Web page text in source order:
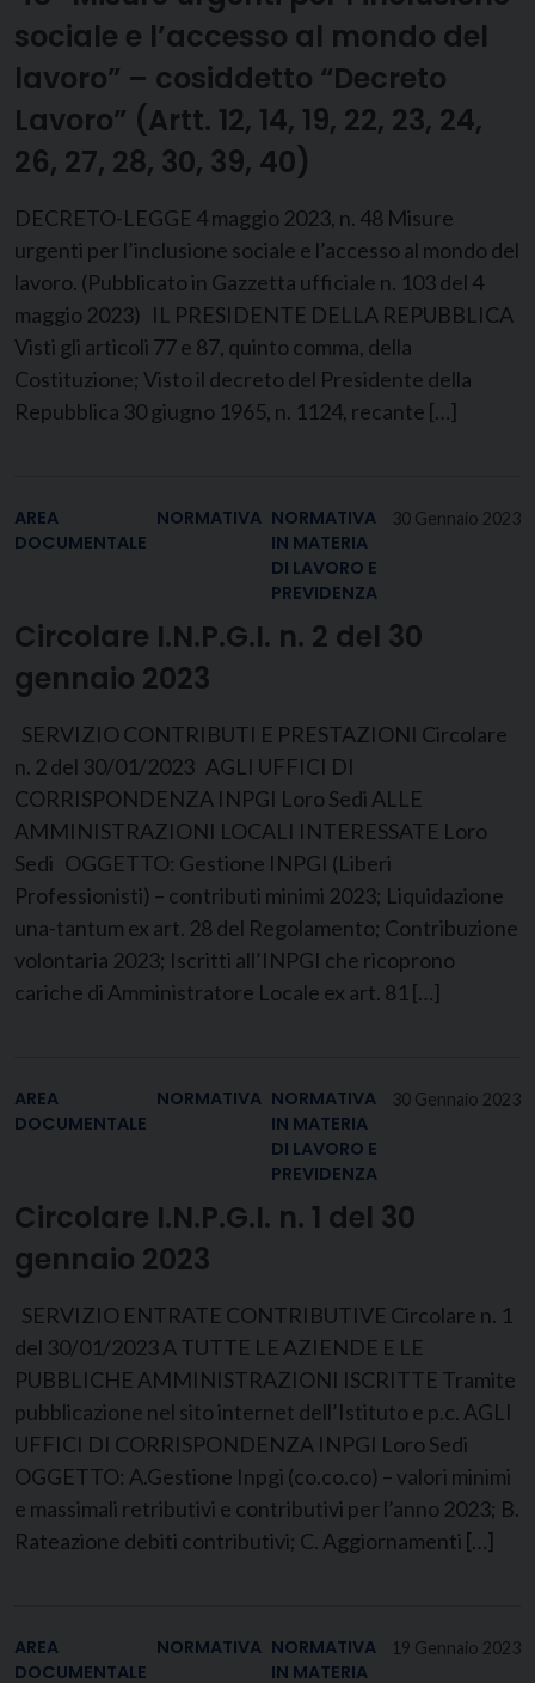
sociale e l’accesso al mondo del
lavoro” – cosiddetto “Decreto
Lavoro” (Artt. 12, 14, 19, 22, 23, 24,
26, 27, 28, 30, 39, 40)
DECRETO-LEGGE 4 maggio 2023, n. 48 Misure
urgenti per l’inclusione sociale e l’accesso al mondo del
lavoro. (Pubblicato in Gazzetta ufficiale n. 103 del 4
maggio 2023) IL PRESIDENTE DELLA REPUBBLICA
Visti gli articoli 77 e 87, quinto comma, della
Costituzione; Visto il decreto del Presidente della
Repubblica 30 giugno 1965, n. 1124, recante […]
30 Gennaio 2023
AREA
DOCUMENTALE
NORMATIVA NORMATIVA
IN MATERIA
DI LAVORO E
PREVIDENZA
Circolare I.N.P.G.I. n. 2 del 30
gennaio 2023
SERVIZIO CONTRIBUTI E PRESTAZIONI Circolare
n. 2 del 30/01/2023 AGLI UFFICI DI
CORRISPONDENZA INPGI Loro Sedi ALLE
AMMINISTRAZIONI LOCALI INTERESSATE Loro
Sedi OGGETTO: Gestione INPGI (Liberi
Professionisti) – contributi minimi 2023; Liquidazione
una-tantum ex art. 28 del Regolamento; Contribuzione
volontaria 2023; Iscritti all’INPGI che ricoprono
cariche di Amministratore Locale ex art. 81 […]
30 Gennaio 2023
AREA
DOCUMENTALE
NORMATIVA NORMATIVA
IN MATERIA
DI LAVORO E
PREVIDENZA
Circolare I.N.P.G.I. n. 1 del 30
gennaio 2023
SERVIZIO ENTRATE CONTRIBUTIVE Circolare n. 1
del 30/01/2023 A TUTTE LE AZIENDE E LE
PUBBLICHE AMMINISTRAZIONI ISCRITTE Tramite
pubblicazione nel sito internet dell’Istituto e p.c. AGLI
UFFICI DI CORRISPONDENZA INPGI Loro Sedi
OGGETTO: A.Gestione Inpgi (co.co.co) – valori minimi
e massimali retributivi e contributivi per l’anno 2023; B.
Rateazione debiti contributivi; C. Aggiornamenti […]
19 Gennaio 2023
AREA
DOCUMENTALE
NORMATIVA NORMATIVA
IN MATERIA